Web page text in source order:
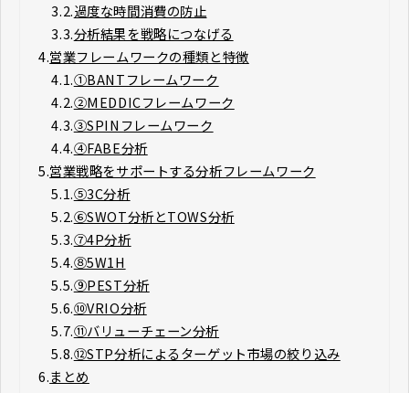
3.2.過度な時間消費の防止
3.3.分析結果を戦略につなげる
4.営業フレームワークの種類と特徴
4.1.①BANTフレームワーク
4.2.②MEDDICフレームワーク
4.3.③SPINフレームワーク
4.4.④FABE分析
5.営業戦略をサポートする分析フレームワーク
5.1.⑤3C分析
5.2.⑥SWOT分析とTOWS分析
5.3.⑦4P分析
5.4.⑧5W1H
5.5.⑨PEST分析
5.6.⑩VRIO分析
5.7.⑪バリューチェーン分析
5.8.⑫STP分析によるターゲット市場の絞り込み
6.まとめ